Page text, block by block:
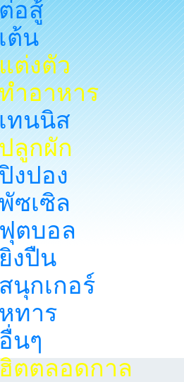
อสู้
ต้น
ต่งตัว
ำอาหาร
ทนนิส
ลูกผัก
งปอง
ซเซิล
ตบอล
งปืน
นุกเกอร์
ทาร
นๆ
ตตลอดกาล